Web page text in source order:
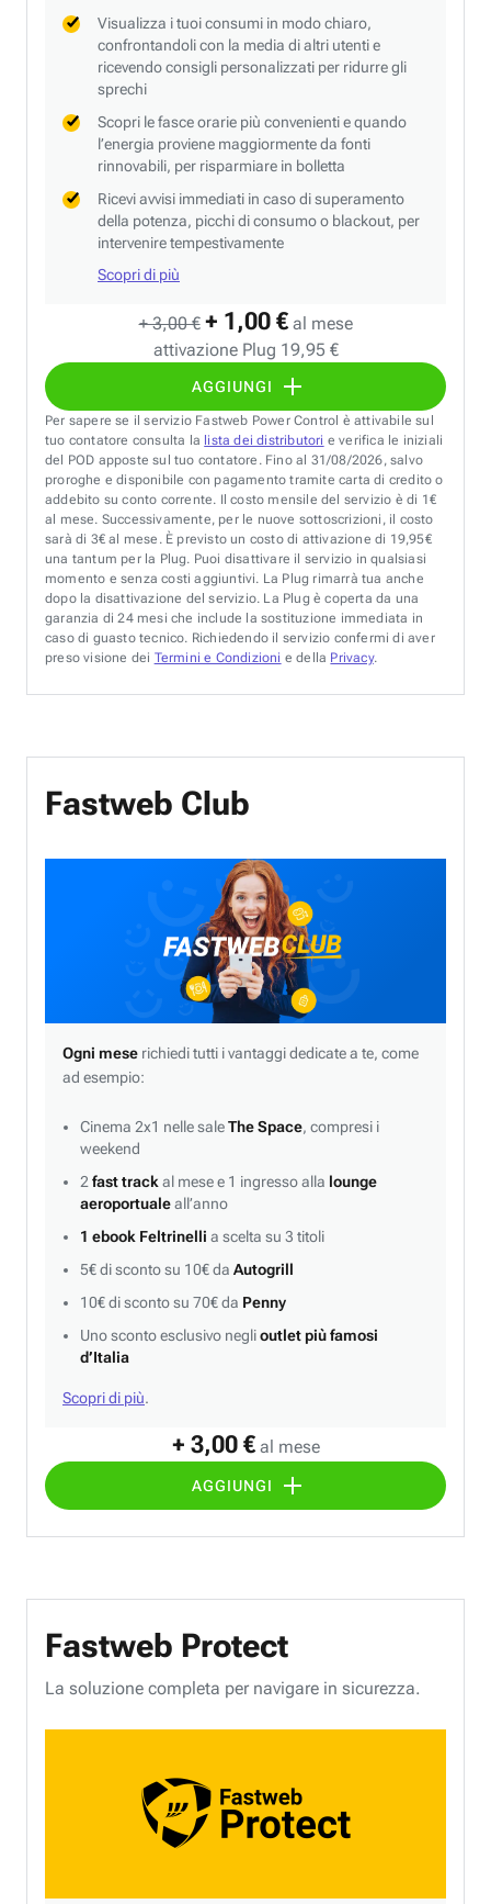
+ 3,00 € + 1,00 € al mese
attivazione Plug 19,95 €
AGGIUNGI
Visualizza i tuoi consumi in modo chiaro,
confrontandoli con la media di altri utenti e
ricevendo consigli personalizzati per ridurre gli
sprechi
Scopri le fasce orarie più convenienti e quando
l’energia proviene maggiormente da fonti
rinnovabili, per risparmiare in bolletta
Ricevi avvisi immediati in caso di superamento
della potenza, picchi di consumo o blackout, per
intervenire tempestivamente
Scopri di più
Per sapere se il servizio Fastweb Power Control è attivabile sul
tuo contatore consulta la lista dei distributori e verifica le iniziali
del POD apposte sul tuo contatore. Fino al 31/08/2026, salvo
proroghe e disponibile con pagamento tramite carta di credito o
addebito su conto corrente. Il costo mensile del servizio è di 1€
al mese. Successivamente, per le nuove sottoscrizioni, il costo
sarà di 3€ al mese. È previsto un costo di attivazione di 19,95€
una tantum per la Plug. Puoi disattivare il servizio in qualsiasi
momento e senza costi aggiuntivi. La Plug rimarrà tua anche
dopo la disattivazione del servizio. La Plug è coperta da una
garanzia di 24 mesi che include la sostituzione immediata in
caso di guasto tecnico. Richiedendo il servizio confermi di aver
preso visione dei Termini e Condizioni e della Privacy.
Fastweb Club
+ 3,00 € al mese
AGGIUNGI
Ogni mese richiedi tutti i vantaggi dedicate a te, come
ad esempio:
Cinema 2x1 nelle saleThe Space, compresi i
weekend
2 fast track al mese e 1 ingresso alla lounge
aeroportualeall’anno
1 ebook Feltrinelli a scelta su 3 titoli
5€ di sconto su 10€ da Autogrill
10€ di sconto su 70€ da Penny
Uno sconto esclusivo neglioutlet più famosi
d’Italia
Scopri di più.
Fastweb Protect
La soluzione completa per navigare in sicurezza.